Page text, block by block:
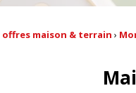
offres maison & terrain ›